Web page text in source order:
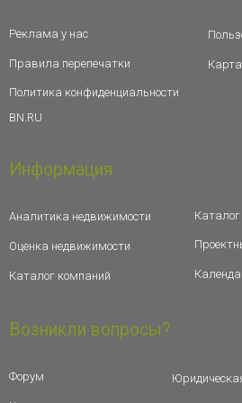
Реклама у нас
Правила перепечатки
Политика конфиденциальности
BN.RU
Информация
Аналитика недвижимости
Оценка недвижимости
Каталог компаний
Возникли вопросы?
Форум